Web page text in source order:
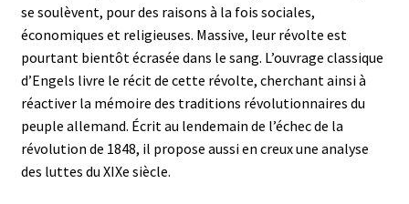
se soulèvent, pour des raisons à la fois sociales,
économiques et religieuses. Massive, leur révolte est
pourtant bientôt écrasée dans le sang. L’ouvrage classique
d’Engels livre le récit de cette révolte, cherchant ainsi à
réactiver la mémoire des traditions révolutionnaires du
peuple allemand. Écrit au lendemain de l’échec de la
révolution de 1848, il propose aussi en creux une analyse
des luttes du XIXe siècle.